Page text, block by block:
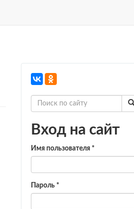
Вход на сайт
Имя пользователя *
Пароль *